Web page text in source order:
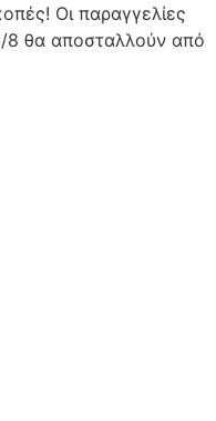
Οι παραγγελίες
θα αποσταλλούν από